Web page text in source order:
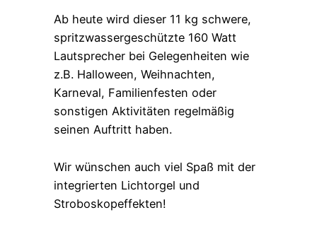
Ab heute wird dieser 11 kg schwere,
spritzwassergeschützte 160 Watt
Lautsprecher bei Gelegenheiten wie
z.B. Halloween, Weihnachten,
Karneval, Familienfesten oder
sonstigen Aktivitäten regelmäßig
seinen Auftritt haben.
Wir wünschen auch viel Spaß mit der
integrierten Lichtorgel und
Stroboskopeffekten!